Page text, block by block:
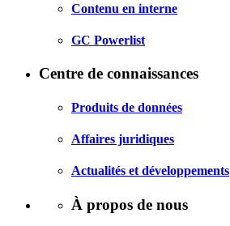
Contenu en interne
GC Powerlist
Centre de connaissances
Produits de données
Affaires juridiques
Actualités et développements
À propos de nous